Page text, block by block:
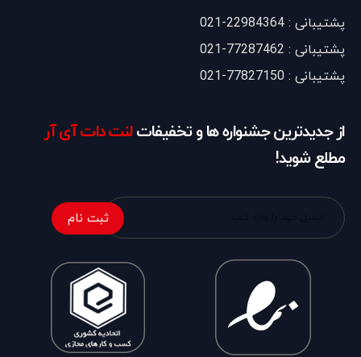
پشتیبانی : 22984364-021
پشتیبانی : 77287462-021
پشتیبانی : 77827150-021
از جدیدترین جشنواره ها و تخفیفاتلنت دات آی آر
مطلع شوید!
ثبت نام